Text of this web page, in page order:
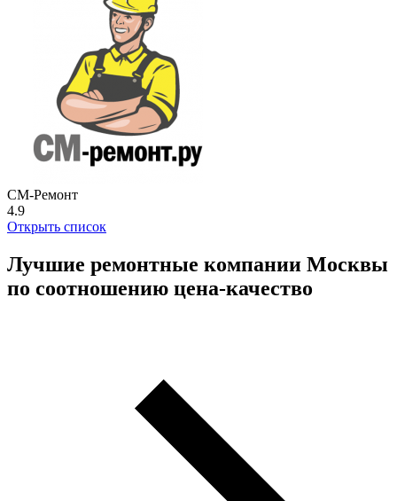
СМ-Ремонт
4.9
Открыть список
Лучшие ремонтные компании Москвы
по соотношению цена-качество